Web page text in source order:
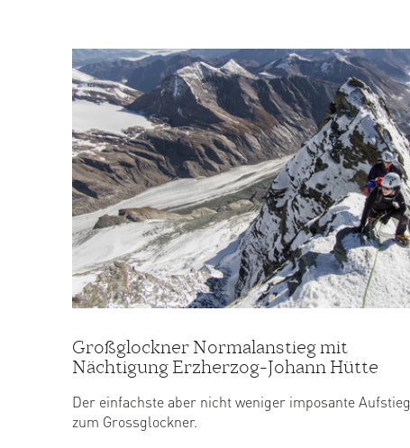
Großglockner Normalanstieg mit
Nächtigung Erzherzog-Johann Hütte
Der einfachste aber nicht weniger imposante Aufstieg
zum Grossglockner.